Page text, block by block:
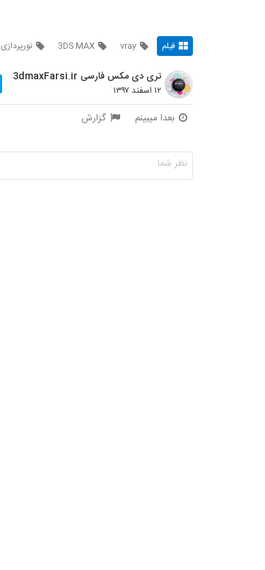
فیلم vray
3DS MAX نورپردازی
تری دی مکس فارسی 3dmaxFarsi.ir
۱۲ اسفند ۱۳۹۷
بعدا میبینم گزارش